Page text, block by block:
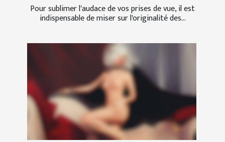
Pour sublimer l'audace de vos prises de vue, il est
indispensable de miser sur l'originalité des...